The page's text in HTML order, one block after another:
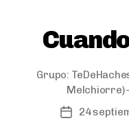
Grupo:
Melchiorre)
Post
24